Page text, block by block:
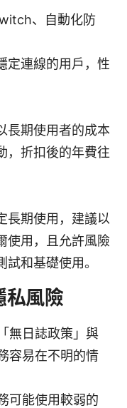
、自動化防
定連線的用戶，性
長期使用者的成本
，折扣後的年費往
長期使用，建議以
使用，且允許風險
和基礎使用。
私風險
無日誌政策」與
容易在不明的情
可能使用較弱的